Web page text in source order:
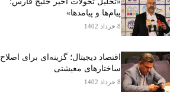
پیام‌ها و پیامدها»
8 خرداد 1402
اقتصاد دیجیتال؛ گزینه‌ای برای اصلاح
ساختارهای معیشتی
8 خرداد 1402